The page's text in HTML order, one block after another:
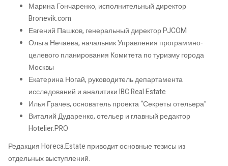
Марина Гончаренко, исполнительный директор
Bronevik.com
Евгений Пашков, генеральный директор PJCOM
Ольга Нечаева, начальник Управления программно-
целевого планирования Комитета по туризму города
Москвы
Екатерина Ногай, руководитель департамента
исследований и аналитики IBC Real Estate
Илья Грачев, основатель проекта “Секреты отельера”
Виталий Дударенко, отельер и главный редактор
Hotelier.PRO
Редакция Horeca.Estate приводит основные тезисы из
отдельных выступлений.